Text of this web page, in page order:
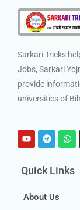
Sarkari Tricks
Jobs, Sarkari
provide
universities of
Quick Links
About Us